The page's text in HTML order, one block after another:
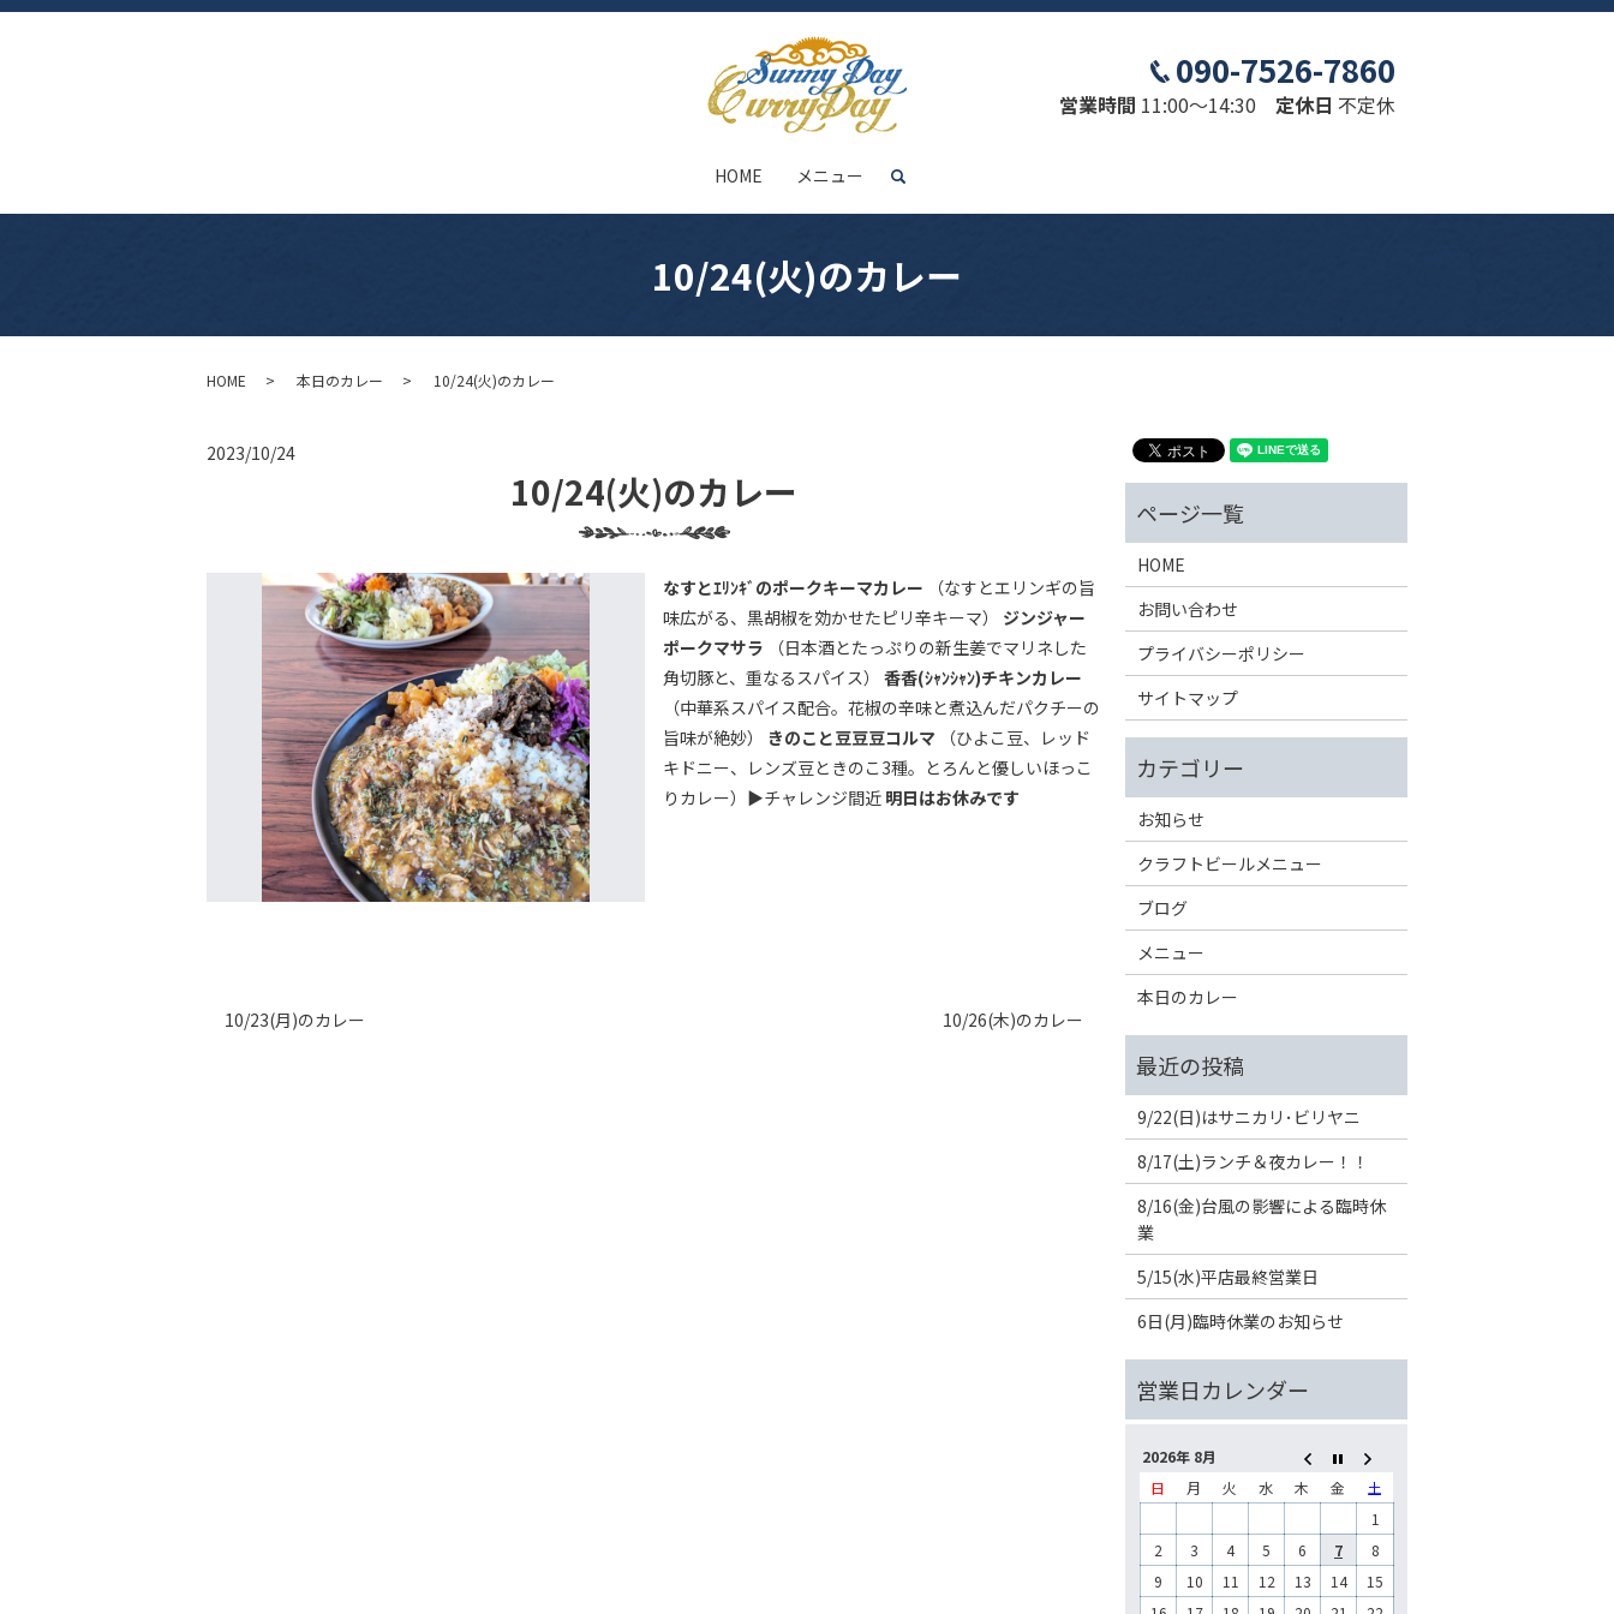
HOME メニュー search
090-7526-7860
営業時間 11:00～14:30 定休日 不定休
10/24(火)のカレー
HOME 本日のカレー 10/24(火)のカレー
2023/10/24
10/24(火)のカレー
なすとｴﾘﾝｷﾞのポークキーマカレー （なすとエリンギの旨
味広がる、黒胡椒を効かせたピリ辛キーマ） ジンジャー
ポークマサラ （日本酒とたっぷりの新生姜でマリネした
角切豚と、重なるスパイス） 香香(ｼｬﾝｼｬﾝ)チキンカレー
（中華系スパイス配合。花椒の辛味と煮込んだパクチーの
旨味が絶妙） きのこと豆豆豆コルマ （ひよこ豆、レッド
キドニー、レンズ豆ときのこ3種。とろんと優しいほっこ
りカレー）▶チャレンジ間近 明日はお休みです
10/23(月)のカレー 10/26(木)のカレー
HOME
お問い合わせ
プライバシーポリシー
サイトマップ
お知らせ
クラフトビールメニュー
ブログ
メニュー
本日のカレー
9/22(日)はサニカリ･ビリヤニ
8/17(土)ランチ＆夜カレー！！
8/16(金)台風の影響による臨時休
業
5/15(水)平店最終営業日
6日(月)臨時休業のお知らせ
2026年 8月
日
月 火 水 木 金
土
1
2
3 4 5 6 7
8
9
10 11 12 13 14
15